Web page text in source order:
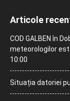
Articole
COD GALBEN în
meteorologilor
10:00
Situația datoriei